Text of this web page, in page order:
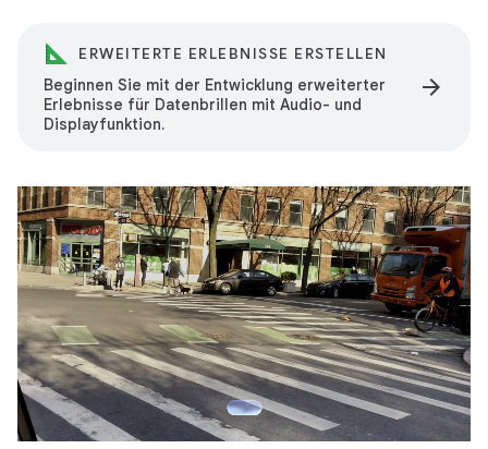
ERWEITERTE ERLEBNISSE ERSTELLEN
Beginnen Sie mit der Entwicklung erweiterter
Erlebnisse für Datenbrillen mit Audio- und
Displayfunktion.
arrow_forward